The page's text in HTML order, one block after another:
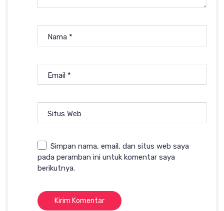
Nama *
Email *
Situs Web
Simpan nama, email, dan situs web saya
pada peramban ini untuk komentar saya
berikutnya.